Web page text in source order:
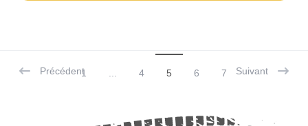
Précédent1 4 5 6 7 Suivant